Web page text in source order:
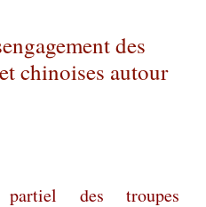
des
chinoises autour
partiel des troupes